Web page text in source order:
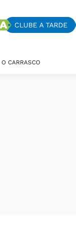
CLUBE A TARDE
O CARRASCO